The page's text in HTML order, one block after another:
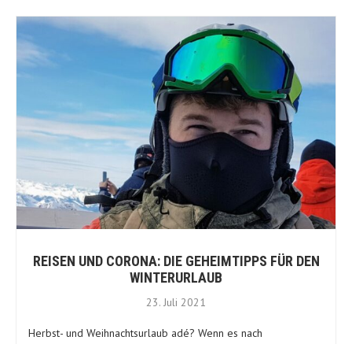
REISEN UND CORONA: DIE GEHEIMTIPPS FÜR DEN
WINTERURLAUB
23. Juli 2021
Herbst- und Weihnachtsurlaub adé? Wenn es nach